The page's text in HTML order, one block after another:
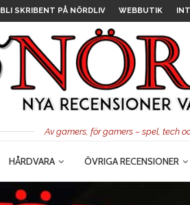
BLI SKRIBENT PÅ NÖRDLIV WEBBUTIK
Av gamers, för gamers – spel, tech
HÅRDVARA ÖVRIGA RECENSIONER